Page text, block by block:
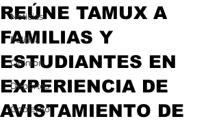
Noticias
Politica
Opinion
Deportes
Gobierno
REÚNE TAMUX A
FAMILIAS Y
ESTUDIANTES EN
EXPERIENCIA DE
AVISTAMIENTO DE